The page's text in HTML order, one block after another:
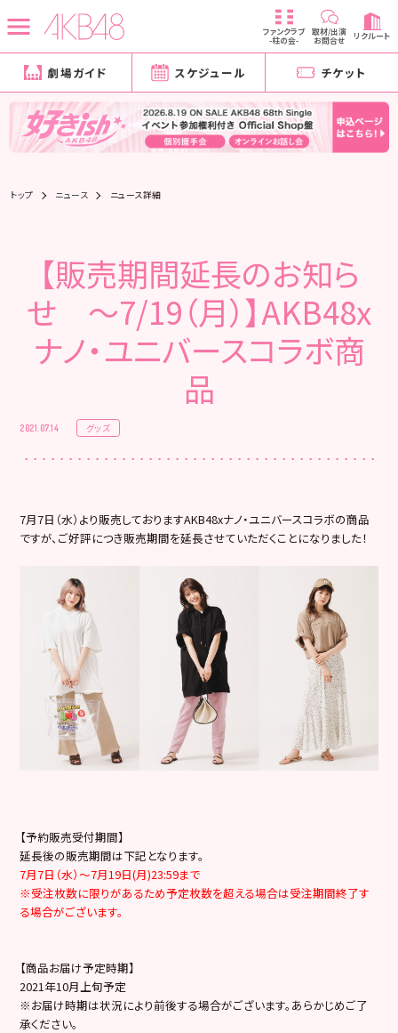
ファンクラブ
-柱の会-
取材/出演
お問合せ リクルート
劇場ガイド スケジュール チケット
トップ ニュース ニュース詳細
【販売期間延長のお知ら
せ ～7/19（月）】AKB48x
ナノ・ユニバースコラボ商
品
2021.07.14 グッズ
7月7日（水）より販売しておりますAKB48xナノ・ユニバースコラボの商品
ですが、ご好評につき販売期間を延長させていただくことになりました！
【予約販売受付期間】
延長後の販売期間は下記となります。
7月7日（水）～7月19日(月)23:59まで
※受注枚数に限りがあるため予定枚数を超える場合は受注期間終了す
る場合がございます。
【商品お届け予定時期】
2021年10月上旬予定
※お届け時期は状況により前後する場合がございます。あらかじめご了
承ください。